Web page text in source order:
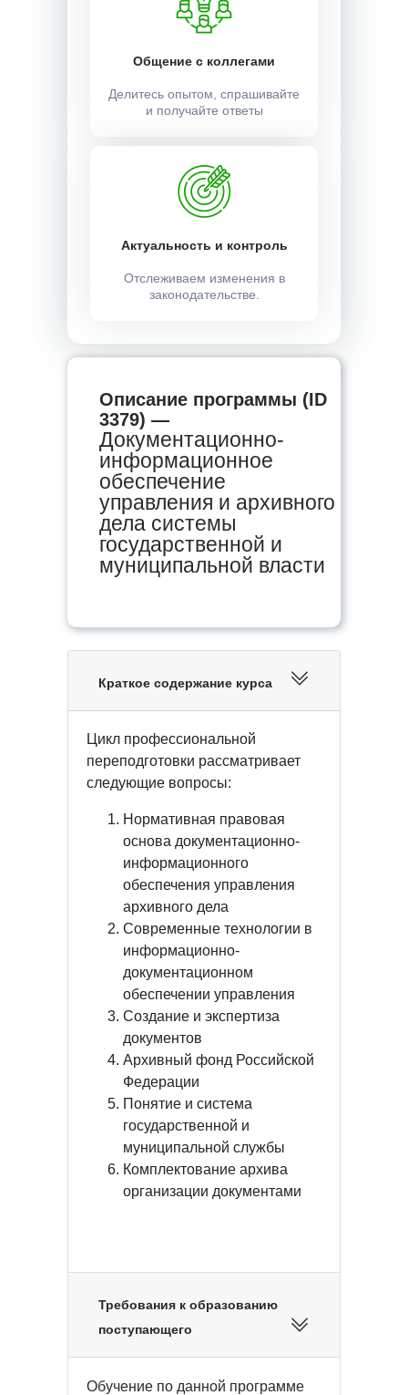
Общение с коллегами
Делитесь опытом, спрашивайте
и получайте ответы
Актуальность и контроль
Отслеживаем изменения в
законодательстве.
Описание программы (ID
3379) —
Документационно-
информационное
обеспечение
управления и архивного
дела системы
государственной и
муниципальной власти
Краткое содержание курса
Цикл профессиональной
переподготовки рассматривает
следующие вопросы:
Нормативная правовая
основа документационно-
информационного
обеспечения управления
архивного дела
Современные технологии в
информационно-
документационном
обеспечении управления
Создание и экспертиза
документов
Архивный фонд Российской
Федерации
Понятие и система
государственной и
муниципальной службы
Комплектование архива
организации документами
Требования к образованию
поступающего
Обучение по данной программе